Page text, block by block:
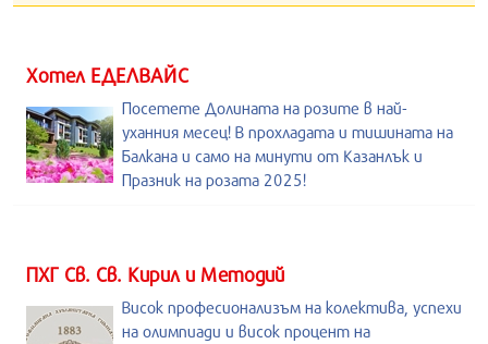
Хотел ЕДЕЛВАЙС
Посетете Долината на розите в най-
уханния месец! В прохладата и тишината на
Балкана и само на минути от Казанлък и
Празник на розата 2025!
ПХГ Св. Св. Кирил и Методий
Висок професионализъм на колектива, успехи
на олимпиади и висок процент на